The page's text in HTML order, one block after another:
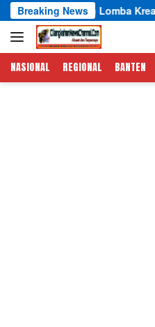
Langsung
ke
konten
Breaking News
Lomba Kreativitas
NASIONAL REGIONAL BANTEN